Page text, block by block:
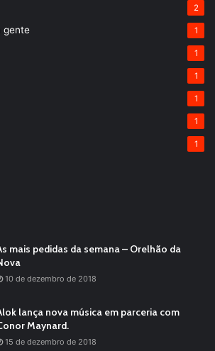
2
gente 1
1
1
1
1
1
mais pedidas da semana – Orelhão da
10 de dezembro de 2018
lança nova música em parceria com
Maynard.
15 de dezembro de 2018